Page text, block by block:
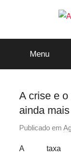
ACP-
Menu
A crise e
ainda
Publicado em
A taxa